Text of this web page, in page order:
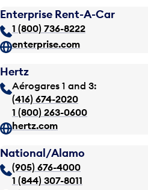
Enterprise Rent-A-Car
1 (800) 736-8222
enterprise.com
Hertz
Aérogares 1 and 3:
(416) 674-2020
1 (800) 263-0600
hertz.com
National/Alamo
(905) 676-4000
1 (844) 307-8011